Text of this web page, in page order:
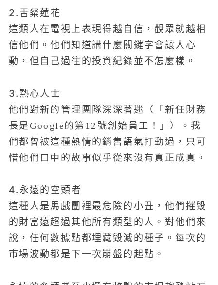
2.舌粲蓮花
這類人在電視上表現得越自信，觀眾就越相
信他們。他們知道講什麼關鍵字會讓人心
動，但自己過往的投資紀錄並不怎麼樣。
3.熱心人士
他們對新的管理團隊深深著迷（「新任財務
長是Google的第12號創始員工！」）。我
們都曾被這種熱情的銷售語氣打動過，只可
惜他們口中的故事似乎從來沒有真正成真。
4.永遠的空頭者
這種人是馬戲團裡最危險的小丑，他們摧毀
的財富遠超過其他所有類型的人。對他們來
說，任何數據點都埋藏毀滅的種子。每次的
市場波動都是下一次崩盤的起點。